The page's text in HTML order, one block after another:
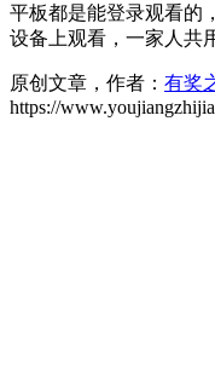
平板都是能登录观看的
设备上观看，一家人共
原创文章，作者： 有奖
https://